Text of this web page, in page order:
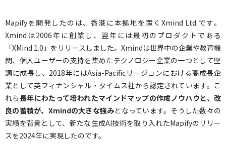
Mapifyを開発したのは、香港に本拠地を置くXmind Ltd.です。
Xmindは2006年に創業し、翌年には最初のプロダクトである
「XMind 1.0」をリリースしました。Xmindは世界中の企業や教育機
関、個人ユーザーの支持を集めたテクノロジー企業の一つとして堅
調に成長し、2018年にはAsia-Pacificリージョンにおける高成長企
業として英フィナンシャル・タイムス社から認定されています。こ
れら長年にわたって培われたマインドマップの作成ノウハウと、改
良の蓄積が、Xmindの大きな強みとなっています。そうした数々の
実績を背景として、新たな生成AI技術を取り入れたMapifyのリリー
スを2024年に実現したのです。